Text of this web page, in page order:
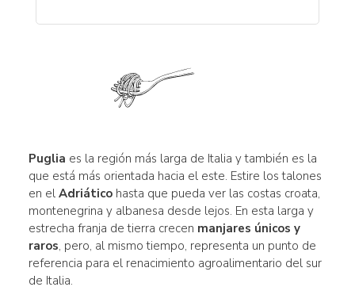
Puglia es la región más larga de Italia y también es la
que está más orientada hacia el este. Estire los talones
en el Adriáticohasta que pueda ver las costas croata,
montenegrina y albanesa desde lejos. En esta larga y
estrecha franja de tierra crecen manjares únicos y
raros, pero, al mismo tiempo, representa un punto de
referencia para el renacimiento agroalimentario del sur
de Italia.